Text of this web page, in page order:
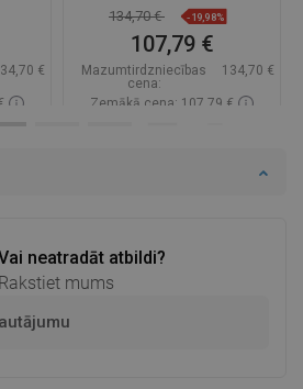
neatradāt atbildi?
Rakstiet mums
€
hromēts sifons - 6513791010-69
134,70 € -19,98%
107,79 €
Mazumtirdzniecības
cena:
134,70 €
Zemākā cena: 107,79 €